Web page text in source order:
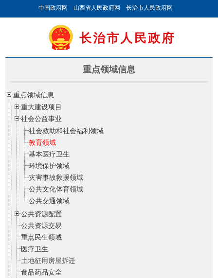
中国政府网 山西省人民政府网 长治市人民政府网
长治市人民政府
重点领域信息
重点领域信息
重大建设项目
社会公益事业
社会救助和社会福利领域
教育领域
基本医疗卫生
环境保护领域
灾害事故救援领域
公共文化体育领域
公共交通领域
公共资源配置
公共资源交易
重点民生领域
医疗卫生
土地征用房屋拆迁
食品药品安全